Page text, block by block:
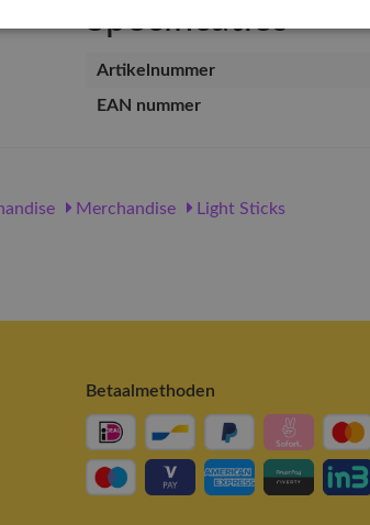
Specificaties
Artikelnummer
EAN nummer
Merchandise Light Sticks
Betaalmethoden